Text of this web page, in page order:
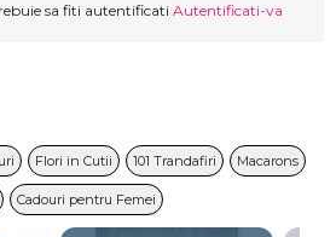
sa fiti autentificati Autentificati-va
Flori in Cutii 101 Trandafiri Macarons
Cadouri pentru Femei